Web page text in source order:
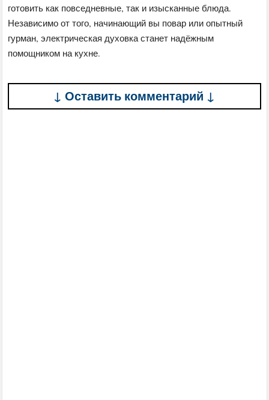
готовить как повседневные, так и изысканные блюда.
Независимо от того, начинающий вы повар или опытный
гурман, электрическая духовка станет надёжным
помощником на кухне.
↓ Оставить комментарий ↓